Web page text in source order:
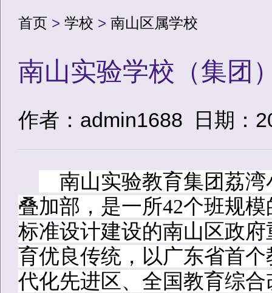
首页 > 学校 > 南山区属学校
南山实验学校（集团
作者：admin1688 日期：
南山实验教育集团荔湾
叠加部，是一所42个班规
标准设计建设的南山区政
育优良传统，以广东省首
代化先进区、全国教育综